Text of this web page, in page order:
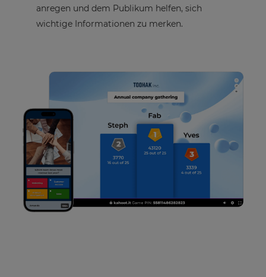
anregen und dem Publikum helfen, sich
wichtige Informationen zu merken.